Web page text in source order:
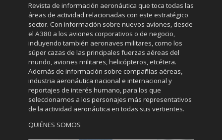
Revista de información aeronáutica que toca todas las
áreas de actividad relacionadas con este estratégico
sector. Con información sobre nuevos aviones, desde
el A380 a los aviones corporativos o de negocio,
incluyendo también aeronaves militares, como los
súper cazas de las principales fuerzas aéreas del
mundo, aviones militares, helicópteros, etcétera.
Además de información sobre compañías aéreas,
industria aeronáutica nacional e internacional y
reportajes de interés humano, para los que
seleccionamos a los personajes más representativos
de la actividad aeronáutica en todas sus vertientes.
QUIÉNES SOMOS